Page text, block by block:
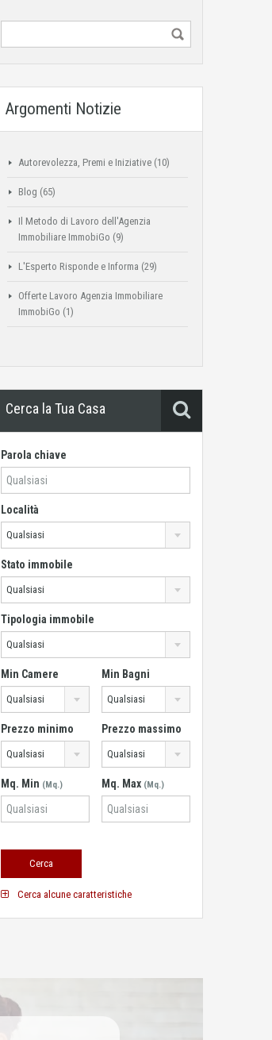
Argomenti Notizie
Autorevolezza, Premi e Iniziative (10)
Blog (65)
Il Metodo di Lavoro dell'Agenzia
Immobiliare ImmobiGo (9)
L'Esperto Risponde e Informa (29)
Offerte Lavoro Agenzia Immobiliare
ImmobiGo (1)
Cerca la Tua Casa
Parola chiave
Località
Qualsiasi
Stato immobile
Qualsiasi
Tipologia immobile
Qualsiasi
Min Camere
Qualsiasi
Min Bagni
Qualsiasi
Prezzo minimo
Qualsiasi
Prezzo massimo
Qualsiasi
Mq. Min (Mq.) Mq. Max (Mq.)
Cerca alcune caratteristiche